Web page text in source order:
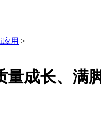
应用 >
量成长、满